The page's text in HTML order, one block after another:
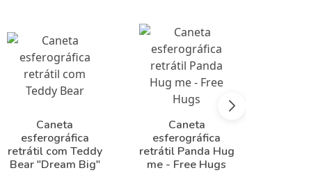
Caneta
esferográfica
retrátil com Teddy
Bear "Dream Big"
Caneta
esferográfica
retrátil Panda Hug
me - Free Hugs